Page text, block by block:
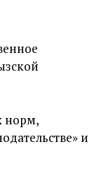
норм,
и